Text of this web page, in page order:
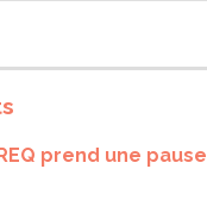
prend une pause